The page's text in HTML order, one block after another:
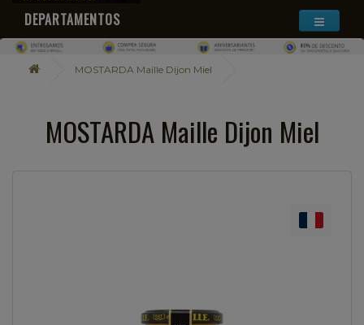
DEPARTAMENTOS
MOSTARDA Maille Dijon Miel
MOSTARDA Maille Dijon Miel